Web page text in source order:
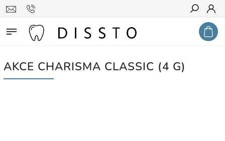
Hledat
AKCE CHARISMA CLASSIC (4 G)